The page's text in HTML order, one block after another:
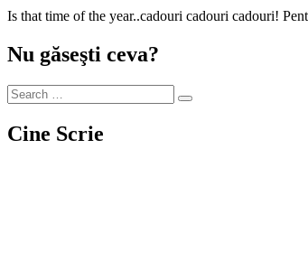
Is that time of the year..cadouri cadouri cadouri!
Nu găseşti ceva?
Cine Scrie